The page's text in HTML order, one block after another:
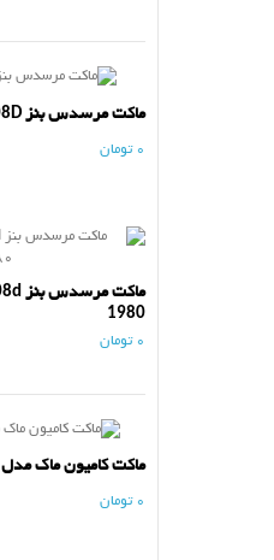
ماکت مرسدس بنز 508D مقیاس 1:43
0 تومان
1980
0 تومان
ماکت کامیون ماک مدل 1977 مقیاس 43
0 تومان